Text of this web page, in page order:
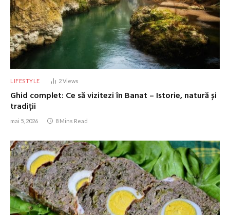
LIFESTYLE 2Views
Ghid complet: Ce să vizitezi în Banat – Istorie, natură și
tradiții
mai 5, 2026 8 Mins Read